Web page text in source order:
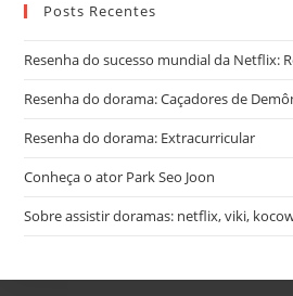
Posts Recentes
Resenha do sucesso mundial da Netflix:
Resenha do dorama: Caçadores de
Resenha do dorama: Extracurricular
Conheça o ator Park Seo Joon
Sobre assistir doramas: netflix, viki,